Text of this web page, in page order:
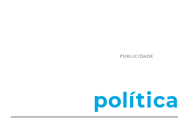
PUBLICIDADE
política